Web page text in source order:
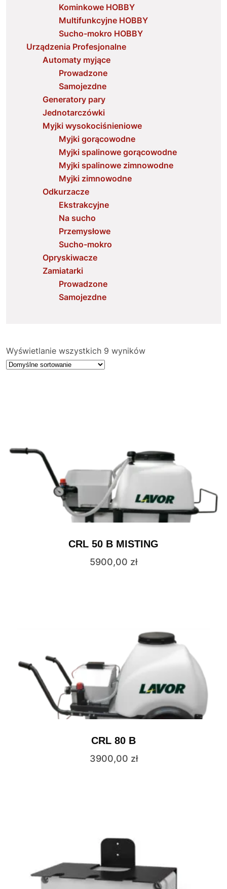
Wyświetlanie wszystkich 9 wyników
CRL 50 B MISTING
5900,00 zł
CRL 80 B
3900,00 zł
Kominkowe HOBBY
Multifunkcyjne HOBBY
Sucho-mokro HOBBY
Urządzenia Profesjonalne
Automaty myjące
Prowadzone
Samojezdne
Generatory pary
Jednotarczówki
Myjki wysokociśnieniowe
Myjki gorącowodne
Myjki spalinowe gorącowodne
Myjki spalinowe zimnowodne
Myjki zimnowodne
Odkurzacze
Ekstrakcyjne
Na sucho
Przemysłowe
Sucho-mokro
Opryskiwacze
Zamiatarki
Prowadzone
Samojezdne